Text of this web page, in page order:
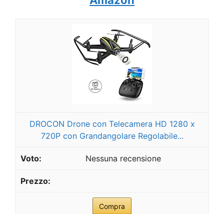
DROCON Drone con Telecamera HD 1280 x
720P con Grandangolare Regolabile...
Nessuna recensione
Compra